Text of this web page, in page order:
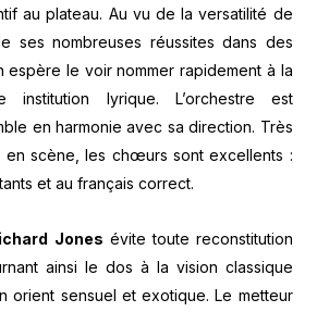
au plateau. Au vu de la versatilité de
ses nombreuses réussites dans des
espère le voir nommer rapidement à la
institution lyrique. L’orchestre est
en harmonie avec sa direction. Très
en scène, les chœurs sont excellents :
et au français correct.
Jones évite toute reconstitution
ainsi le dos à la vision classique
orient sensuel et exotique. Le metteur